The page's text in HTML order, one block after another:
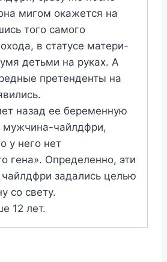
мигом окажется на
того самого
в статусе матери-
детьми на руках. А
претенденты на
назад ее беременную
мужчина-чайлдфри,
у него нет
гена». Определенно, эти
задались целью
со свету.
12 лет.